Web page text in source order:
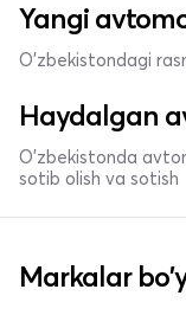
Yangi
O'zbekistondagi
Haydalgan
O'zbekistonda
sotib olish va sotish
Markalar